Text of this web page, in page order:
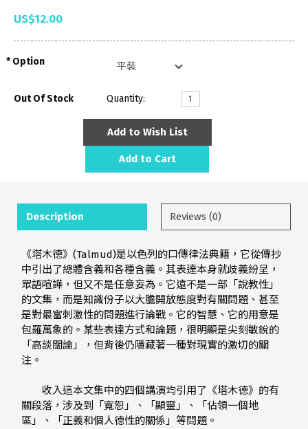
US$12.00
Option
Out Of Stock Quantity:
Add to Wish List
Add to Cart
Description Reviews (0)
《塔木德》(Talmud)是以色列的口傳律法典籍，它從傳抄
中引出了總體含義和各種含義。其表達本身就歧義紛呈，
眾語喧譁，但又不是任意妄為。它遠不是一部「說教性」
的文集，而是知識份子以大膽開放態度對有關問題、甚至
是對最富刺激性的問題進行論戰。它的智慧、它的用意是
包羅萬象的。某些表達方式和論題，很明顯是尖刻敏銳的
「高談闊論」，但背後仍隱藏著一種對現實的激切的關
注。
收入這本文集中的四個講演均引用了《塔木德》的有
關段落，涉及到「寬恕」、「顯靈」、「佔領一個地
區」、「正義和個人德性的關係」等問題。